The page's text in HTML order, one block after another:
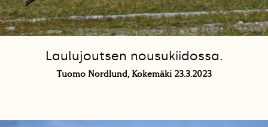
Laulujoutsen nousukiidossa.
Tuomo Nordlund, Kokemäki 23.3.2023